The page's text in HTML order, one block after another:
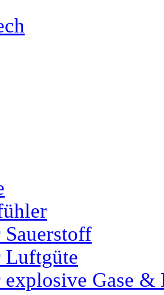
Luftgüte
Gase &